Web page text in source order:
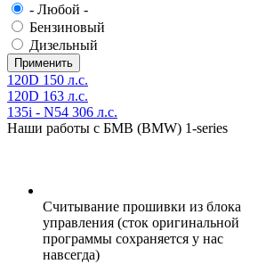
- Любой -
Бензиновый
Дизельный
120D 150 л.с.
120D 163 л.с.
135i - N54 306 л.с.
Наши работы с БМВ (BMW) 1-series
Считывание прошивки из блока
управления (сток оригинальной
программы сохраняется у нас
навсегда)